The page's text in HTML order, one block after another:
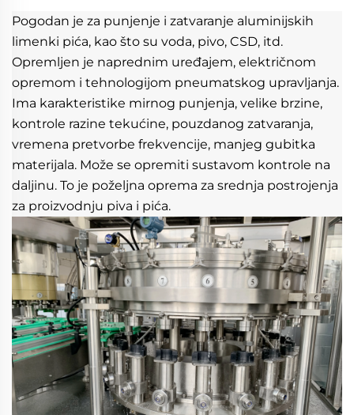
Pogodan je za punjenje i zatvaranje aluminijskih
limenki pića, kao što su voda, pivo, CSD, itd.
Opremljen je naprednim uređajem, električnom
opremom i tehnologijom pneumatskog upravljanja.
Ima karakteristike mirnog punjenja, velike brzine,
kontrole razine tekućine, pouzdanog zatvaranja,
vremena pretvorbe frekvencije, manjeg gubitka
materijala. Može se opremiti sustavom kontrole na
daljinu. To je poželjna oprema za srednja postrojenja
za proizvodnju piva i pića.